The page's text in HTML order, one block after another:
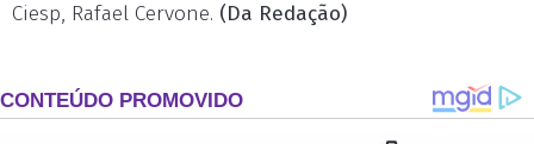
Ciesp, Rafael Cervone. (Da Redação)